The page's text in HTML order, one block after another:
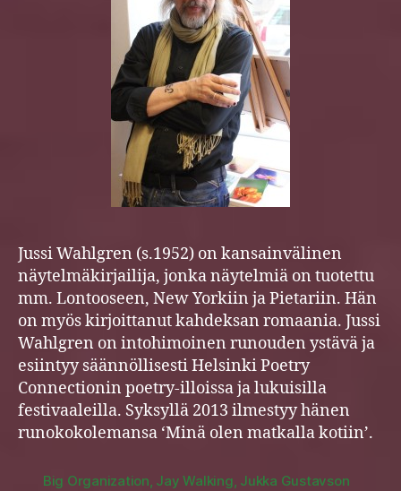
Jussi Wahlgren (s.1952) on kansainvälinen
näytelmäkirjailija, jonka näytelmiä on tuotettu
mm. Lontooseen, New Yorkiin ja Pietariin. Hän
on myös kirjoittanut kahdeksan romaania. Jussi
Wahlgren on intohimoinen runouden ystävä ja
esiintyy säännöllisesti Helsinki Poetry
Connectionin poetry-illoissa ja lukuisilla
festivaaleilla. Syksyllä 2013 ilmestyy hänen
runokokolemansa ‘Minä olen matkalla kotiin’.
Big Organization, Jay Walking, Jukka Gustavson